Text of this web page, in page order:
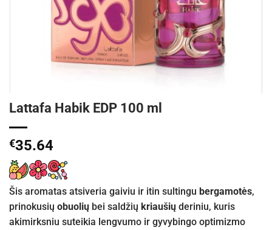
Lattafa Habik EDP 100 ml
€35.64
Šis aromatas atsiveria gaiviu ir itin sultingu bergamotės,
prinokusių obuolių bei saldžių kriaušių deriniu, kuris
akimirksniu suteikia lengvumo ir gyvybingo optimizmo